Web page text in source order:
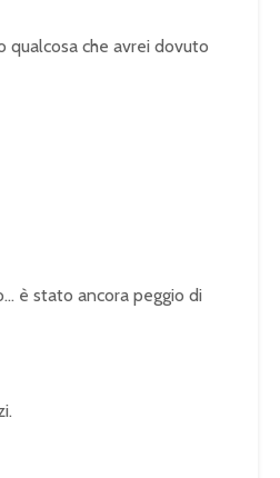
che avrei dovuto
è stato ancora peggio di